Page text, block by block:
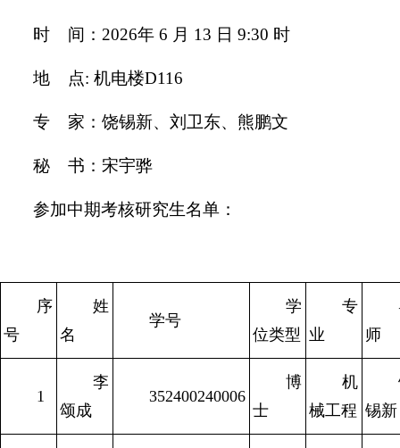
时 间：2026年 6 月 13 日 9:30 时
地 点: 机电楼D116
专 家：饶锡新、刘卫东、熊鹏文
秘 书：宋宇骅
参加中期考核研究生名单：
序
号
姓
名
学号
学
位类型
专
业
师
1
李
颂成
352400240006
博
士
机
械工程 锡新